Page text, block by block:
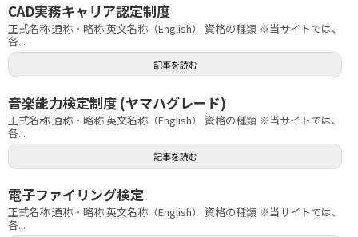
CAD実務キャリア認定制度
正式名称 通称・略称 英文名称（English） 資格の種類 ※当サイトでは、
各...
記事を読む
音楽能力検定制度 (ヤマハグレード)
正式名称 通称・略称 英文名称（English） 資格の種類 ※当サイトでは、
各...
記事を読む
電子ファイリング検定
正式名称 通称・略称 英文名称（English） 資格の種類 ※当サイトでは、
各...